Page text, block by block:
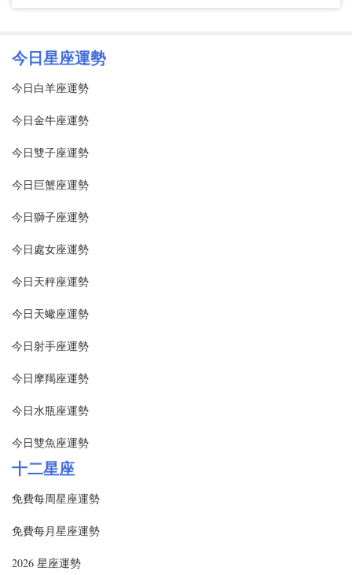
今日星座運勢
今日白羊座運勢
今日金牛座運勢
今日雙子座運勢
今日巨蟹座運勢
今日獅子座運勢
今日處女座運勢
今日天秤座運勢
今日天蠍座運勢
今日射手座運勢
今日摩羯座運勢
今日水瓶座運勢
今日雙魚座運勢
十二星座
免費每周星座運勢
免費每月星座運勢
2026 星座運勢